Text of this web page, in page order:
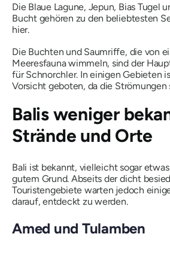
Die Blaue Lagune, Jepun, Bias Tugel
Bucht gehören zu den beliebtesten
hier.
Die Buchten und Saumriffe, die von
Meeresfauna wimmeln, sind der
für Schnorchler. In einigen Gebieten
Vorsicht geboten, da die Strömungen
Balis weniger
Strände und Orte
Bali ist bekannt, vielleicht sogar
gutem Grund. Abseits der dicht
Touristengebiete warten jedoch
darauf, entdeckt zu werden.
Amed und Tulamben